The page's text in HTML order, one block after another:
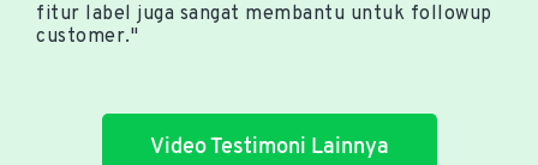
fitur label juga sangat membantu untuk followup
customer."
Video Testimoni Lainnya